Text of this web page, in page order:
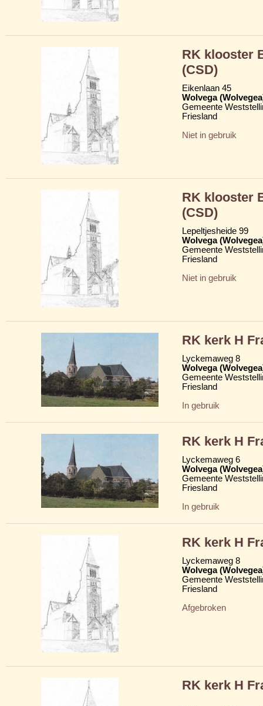
RK klooster
(CSD)
Eikenlaan 45
Wolvega
Gemeente
Friesland
Niet in gebruik
RK klooster
(CSD)
Lepeltjesheide 99
Wolvega
Gemeente
Friesland
Niet in gebruik
RK kerk H
Lyckemaweg 8
Wolvega
Gemeente
Friesland
In gebruik
RK kerk H
Lyckemaweg 6
Wolvega
Gemeente
Friesland
In gebruik
RK kerk H
Lyckemaweg 8
Wolvega
Gemeente
Friesland
Afgebroken
RK kerk H